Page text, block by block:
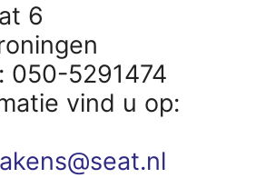
6
050-5291474
vind u op: